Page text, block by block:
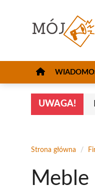
UWAGA!
Strona główna /
Meble